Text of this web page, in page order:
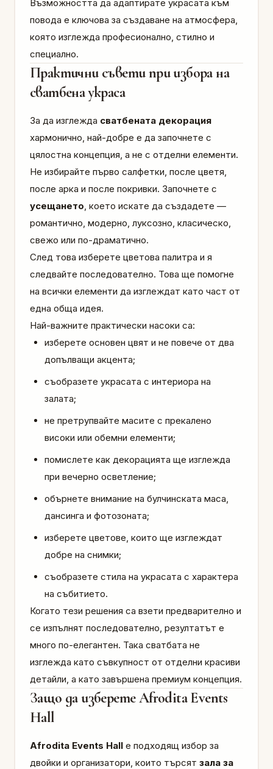
Възможността да адаптирате украсата към
повода е ключова за създаване на атмосфера,
която изглежда професионално, стилно и
специално.
Практични съвети при избора на
сватбена украса
За да изглежда сватбената декорация
хармонично, най-добре е да започнете с
цялостна концепция, а не с отделни елементи.
Не избирайте първо салфетки, после цветя,
после арка и после покривки. Започнете с
усещането, което искате да създадете —
романтично, модерно, луксозно, класическо,
свежо или по-драматично.
След това изберете цветова палитра и я
следвайте последователно. Това ще помогне
на всички елементи да изглеждат като част от
една обща идея.
Най-важните практически насоки са:
изберете основен цвят и не повече от два
допълващи акцента;
съобразете украсата с интериора на
залата;
не претрупвайте масите с прекалено
високи или обемни елементи;
помислете как декорацията ще изглежда
при вечерно осветление;
обърнете внимание на булчинската маса,
дансинга и фотозоната;
изберете цветове, които ще изглеждат
добре на снимки;
съобразете стила на украсата с характера
на събитието.
Когато тези решения са взети предварително и
се изпълнят последователно, резултатът е
много по-елегантен. Така сватбата не
изглежда като съвкупност от отделни красиви
детайли, а като завършена премиум концепция.
Защо да изберете Afrodita Events
Hall
Afrodita Events Hall е подходящ избор за
двойки и организатори, които търсят зала за